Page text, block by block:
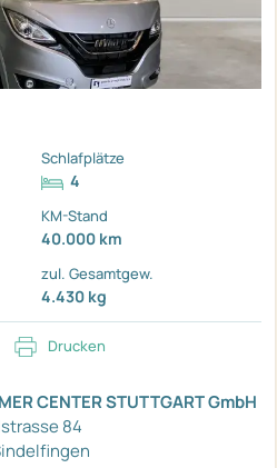
Schlafplätze
4
KM-Stand
40.000 km
zul. Gesamtgew.
4.430 kg
Drucken
CENTER STUTTGART GmbH
84